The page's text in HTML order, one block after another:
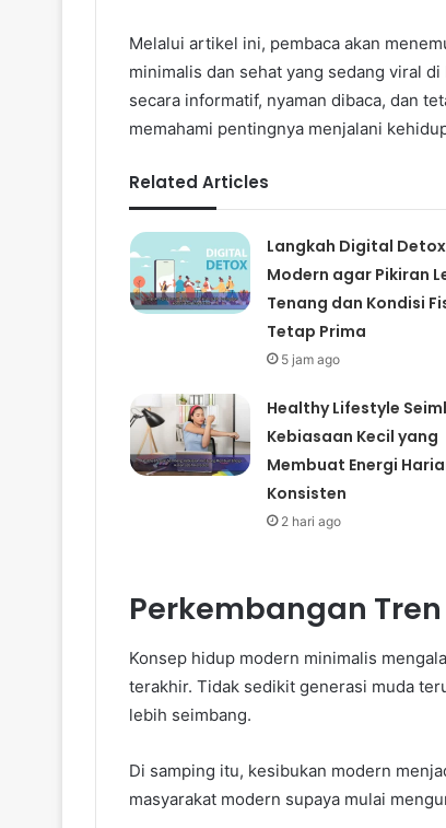
Melalui artikel ini, pembaca akan
minimalis dan sehat yang sedang viral
secara informatif, nyaman dibaca, dan
memahami pentingnya menjalani
Related Articles
Langkah Digital Detox
Modern agar Pikiran
Tenang dan Kondisi
Tetap Prima
5 jam ago
Healthy Lifestyle
Kebiasaan Kecil yang
Membuat Energi
Konsisten
2 hari ago
Perkembangan
Konsep hidup modern minimalis
terakhir. Tidak sedikit generasi muda
lebih seimbang.
Di samping itu, kesibukan modern
masyarakat modern supaya mulai